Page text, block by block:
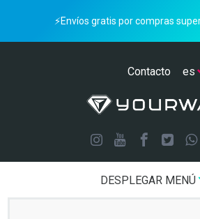
⚡Envíos gratis por compras
Contacto
DESPLEGAR MENÚ